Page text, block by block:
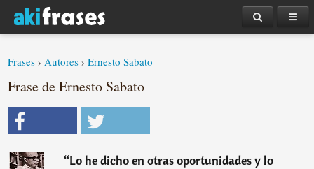
Frases ›Autores ›Ernesto Sabato
Frase de Ernesto Sabato
“Lo he dicho en otras oportunidades y lo